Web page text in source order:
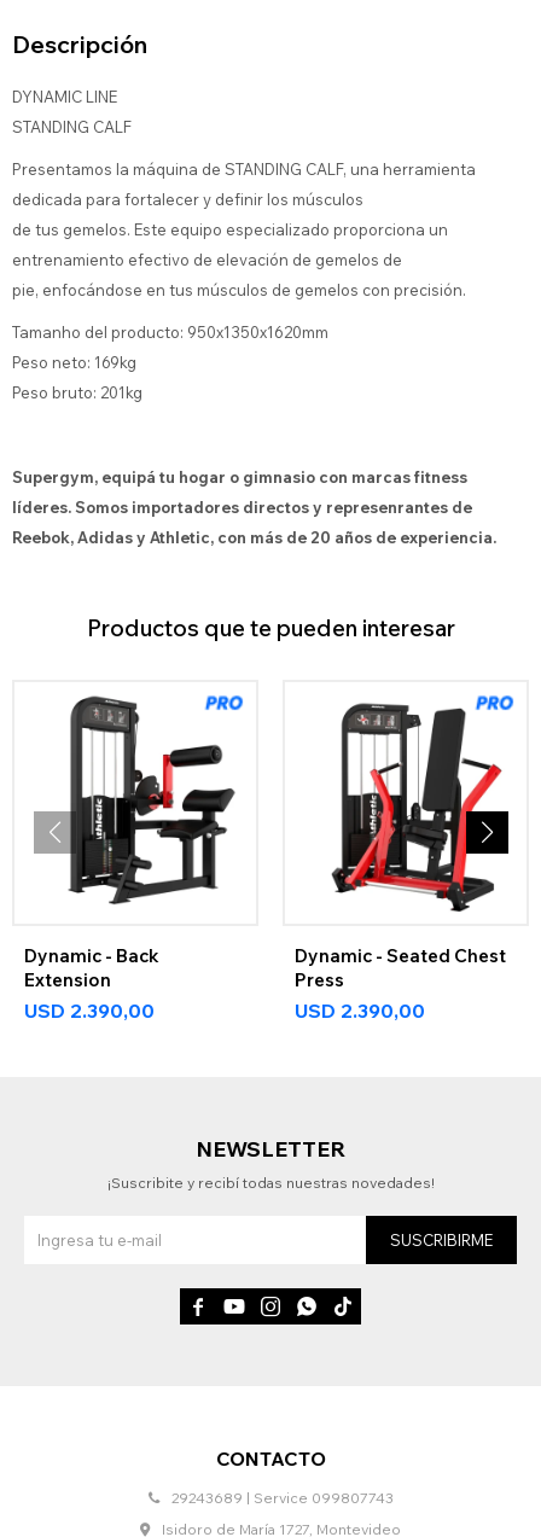
Descripción
DYNAMIC LINE
STANDING CALF
Presentamos la máquina de STANDING CALF, una herramienta
dedicada para fortalecer y definir los músculos
de tus gemelos. Este equipo especializado proporciona un
entrenamiento efectivo de elevación de gemelos de
pie, enfocándose en tus músculos de gemelos con precisión.
Tamanho del producto: 950x1350x1620mm
Peso neto: 169kg
Peso bruto: 201kg
Supergym, equipá tu hogar o gimnasio con marcas fitness
líderes. Somos importadores directos y represenrantes de
Reebok, Adidas y Athletic, con más de 20 años de experiencia.
Productos que te pueden interesar
Dynamic - Back
Extension
USD 2.390,00
Dynamic - Seated Chest
Press
USD 2.390,00
CONTACTO
29243689 | Service 099807743
Isidoro de María 1727, Montevideo
NEWSLETTER
¡Suscribite y recibí todas nuestras novedades!
SUSCRIBIRME
    